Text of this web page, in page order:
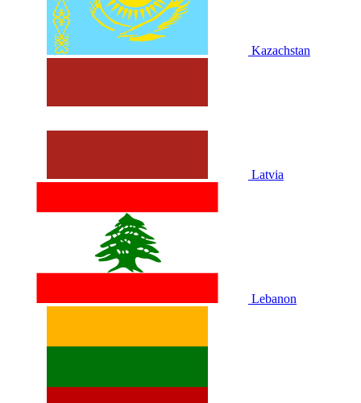
Kazachstan
Latvia
Lebanon